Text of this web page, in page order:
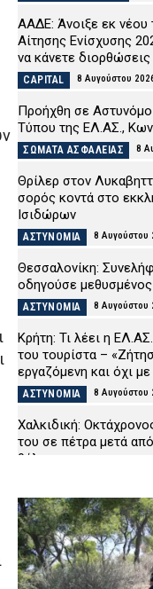
ΑΑΔΕ: Άνοιξε εκ νέου
Αίτησης Ενίσχυσης
να κάνετε διορθώσεις
CAPITAL 8 Αυγούστου
Προήχθη σε
Τύπου της ΕΛ.ΑΣ.,
ΣΩΜΑΤΑ ΑΣΦΑΛΕΙΑΣ 8
Θρίλερ στον
σορός κοντά στο
Ισιδώρων
ΑΣΤΥΝΟΜΙΑ 8 Αυγούστου
Θεσσαλονίκη:
οδηγούσε μεθυσμένος
ΑΣΤΥΝΟΜΙΑ 8 Αυγούστου
Κρήτη: Τι λέει η
του τουρίστα –
εργαζόμενη και όχι με
ΑΣΤΥΝΟΜΙΑ 8 Αυγούστου
Χαλκιδική:
του σε πέτρα μετά
θάλασσα
Συνελήφθη 14χρονος
Πάτρα – Δεν είχε
ΑΣΤΥΝΟΜΙΑ 8 Αυγούστου
Τραγωδία στην